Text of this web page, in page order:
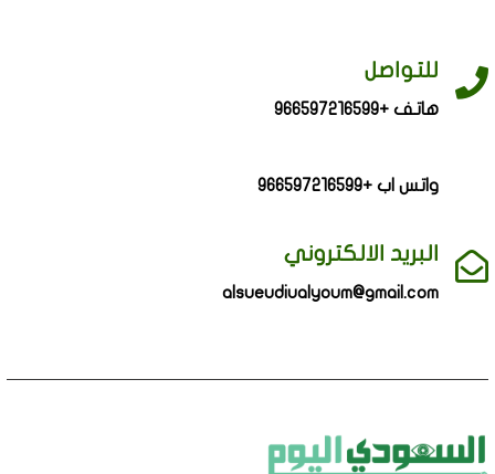
للتواصل
هاتف +966597216599
واتس اب +966597216599
البريد الالكتروني
alsueudiualyoum@gmail.com